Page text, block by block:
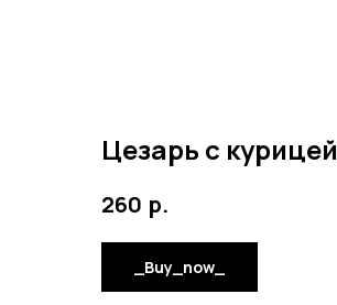
Цезарь с курицей
260 р.
_Buy_now_